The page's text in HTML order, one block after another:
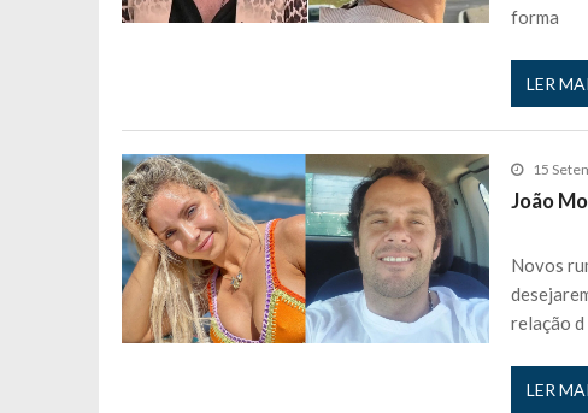
forma
LER
15
João
Novos
relação d
LER